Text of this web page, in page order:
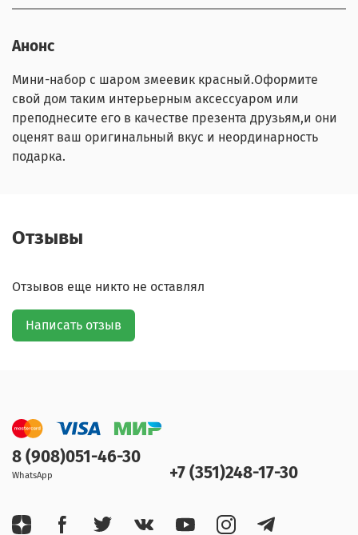
Анонс
Мини-набор с шаром змеевик красный.Оформите
свой дом таким интерьерным аксессуаром или
преподнесите его в качестве презента друзьям,и они
оценят ваш оригинальный вкус и неординарность
подарка.
Отзывы
Отзывов еще никто не оставлял
Написать отзыв
8 (908)051-46-30
WhatsApp +7 (351)248-17-30